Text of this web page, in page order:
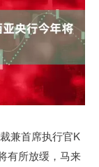
兼首席执行官K
有所放缓，马来